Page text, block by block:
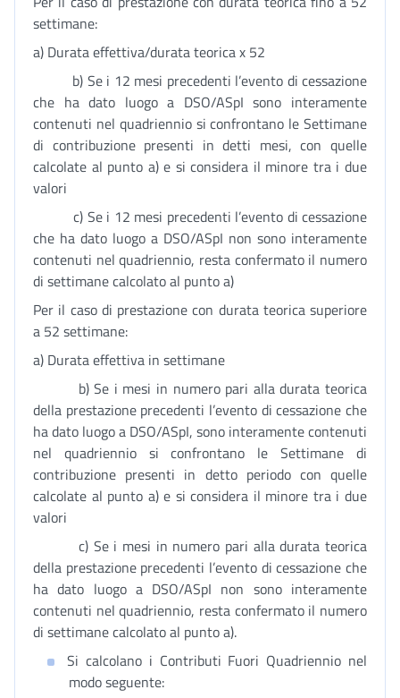
settimane:
a) Durata effettiva/durata teorica x 52
b) Se i 12 mesi precedenti l’evento di cessazione
che ha dato luogo a DSO/ASpI sono interamente
contenuti nel quadriennio si confrontano le Settimane
di contribuzione presenti in detti mesi, con quelle
calcolate al punto a) e si considera il minore tra i due
valori
c) Se i 12 mesi precedenti l’evento di cessazione
che ha dato luogo a DSO/ASpI non sono interamente
contenuti nel quadriennio, resta confermato il numero
di settimane calcolato al punto a)
Per il caso di prestazione con durata teorica superiore
a 52 settimane:
a) Durata effettiva in settimane
b) Se i mesi in numero pari alla durata teorica
della prestazione precedenti l’evento di cessazione che
ha dato luogo a DSO/ASpI, sono interamente contenuti
nel quadriennio si confrontano le Settimane di
contribuzione presenti in detto periodo con quelle
calcolate al punto a) e si considera il minore tra i due
valori
c) Se i mesi in numero pari alla durata teorica
della prestazione precedenti l’evento di cessazione che
ha dato luogo a DSO/ASpI non sono interamente
contenuti nel quadriennio, resta confermato il numero
di settimane calcolato al punto a).
Si calcolano i Contributi Fuori Quadriennio nel
modo seguente: